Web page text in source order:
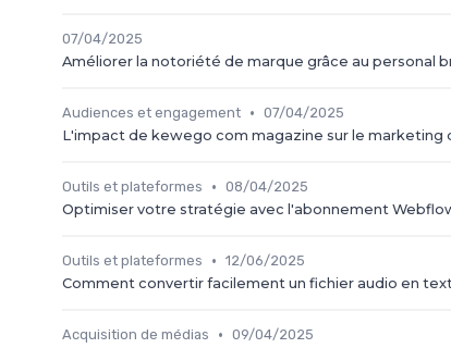
07/04/2025
Améliorer la notoriété de marque grâce au personal
Audiences et engagement • 07/04/2025
L'impact de kewego com magazine sur le marketing
Outils et plateformes • 08/04/2025
Optimiser votre stratégie avec l'abonnement
Outils et plateformes • 12/06/2025
Comment convertir facilement un fichier audio en
Acquisition de médias • 09/04/2025